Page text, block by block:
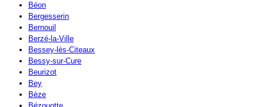
Béon
Bergesserin
Bernouil
Berzé-la-Ville
Bessey-lès-Citeaux
Bessy-sur-Cure
Beurizot
Bey
Bèze